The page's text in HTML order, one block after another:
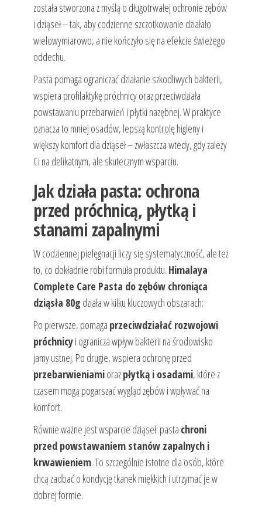
została stworzona z myślą o długotrwałej ochronie zębów
i dziąseł – tak, aby codzienne szczotkowanie działało
wielowymiarowo, a nie kończyło się na efekcie świeżego
oddechu.
Pasta pomaga ograniczać działanie szkodliwych bakterii,
wspiera profilaktykę próchnicy oraz przeciwdziała
powstawaniu przebarwień i płytki nazębnej. W praktyce
oznacza to mniej osadów, lepszą kontrolę higieny i
większy komfort dla dziąseł – zwłaszcza wtedy, gdy zależy
Ci na delikatnym, ale skutecznym wsparciu.
Jak działa pasta: ochrona
przed próchnicą, płytką i
stanami zapalnymi
W codziennej pielęgnacji liczy się systematyczność, ale też
to, co dokładnie robi formuła produktu. Himalaya
Complete Care Pasta do zębów chroniąca
dziąsła 80g działa w kilku kluczowych obszarach:
Po pierwsze, pomaga przeciwdziałać rozwojowi
próchnicyi ogranicza wpływ bakterii na środowisko
jamy ustnej. Po drugie, wspiera ochronę przed
przebarwieniamiorazpłytką i osadami, które z
czasem mogą pogarszać wygląd zębów i wpływać na
komfort.
Równie ważne jest wsparcie dziąseł: pasta chroni
przed powstawaniem stanów zapalnych i
krwawieniem. To szczególnie istotne dla osób, które
chcą zadbać o kondycję tkanek miękkich i utrzymać je w
dobrej formie.